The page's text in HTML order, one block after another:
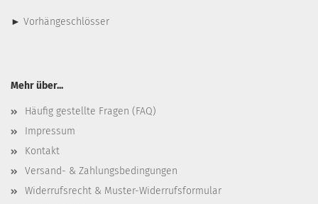
► Vorhängeschlösser
Mehr über...
Häufig gestellte Fragen (FAQ)
Impressum
Kontakt
Versand- & Zahlungsbedingungen
Widerrufsrecht & Muster-Widerrufsformular